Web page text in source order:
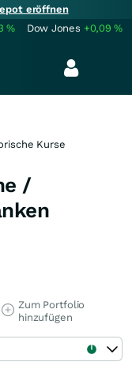
eröffnen
% Dow Jones +0,09%
Kurse
/
Zum Portfolio
hinzufügen